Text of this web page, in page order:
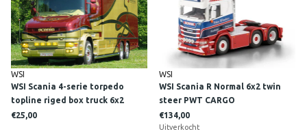
WSI
WSI Scania 4-serie torpedo
topline riged box truck 6x2
KOEN HENDRICKX
€25,00
WSI
WSI Scania R Normal 6x2 twin
steer PWT CARGO
€134,00
Uitverkocht